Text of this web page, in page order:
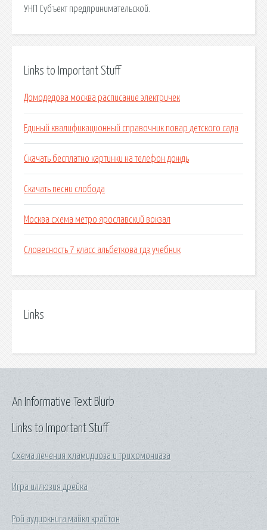
УНП Субъект предпринимательской.
Links to Important Stuff
Домодедова москва расписание электричек
Единый квалификационный справочник повар детского сада
Скачать бесплатно картинки на телефон дождь
Скачать песни слобода
Москва схема метро ярославский вокзал
Словесность 7 класс альбеткова гдз учебник
Links
Links to Important Stuff
Схема лечения хламидиоза и трихомониаза
Игра иллюзия дрейка
Рой аудиокнига майкл крайтон
An Informative Text Blurb